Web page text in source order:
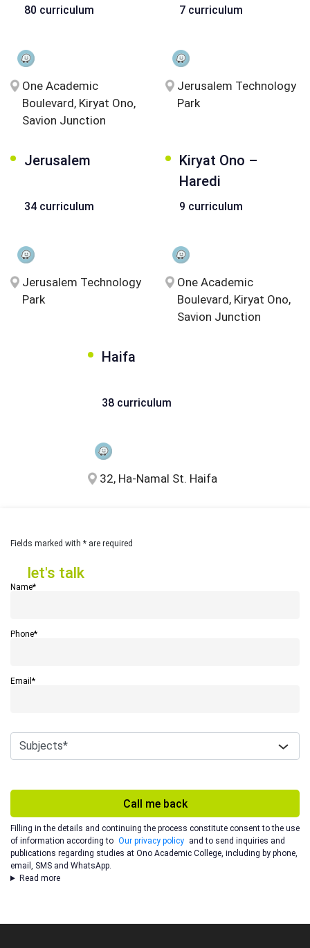
80 curriculum
One Academic
Boulevard, Kiryat Ono,
Savion Junction
7 curriculum
Jerusalem Technology
Park
Jerusalem
34 curriculum
Jerusalem Technology
Park
Kiryat Ono –
Haredi
9 curriculum
One Academic
Boulevard, Kiryat Ono,
Savion Junction
Haifa
38 curriculum
32, Ha-Namal St. Haifa
Fields marked with * are required
let's talk
Name*
Phone*
Email*
Call me back
Filling in the details and continuing the process constitute consent to the use
of information according to Our privacy policy and to send inquiries and
publications regarding studies at Ono Academic College, including by phone,
email, SMS and WhatsApp.
Read more